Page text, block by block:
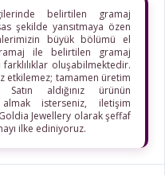
belirtilen gramaj
şekilde yansıtmaya özen
büyük bölümü el
ile belirtilen gramaj
oluşabilmektedir.
etkilemez; tamamen üretim
Satın aldığınız ürünün
isterseniz, iletişim
Jewellery olarak şeffaf
ilke ediniyoruz.